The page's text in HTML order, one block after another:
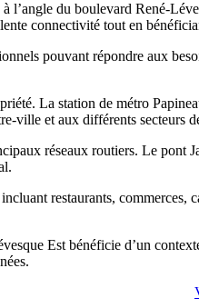
du boulevard René-
connectivité tout en
pouvant répondre aux
La station de métro
ville et aux différents secteurs
réseaux routiers. Le pont
restaurants,
Est bénéficie d’un